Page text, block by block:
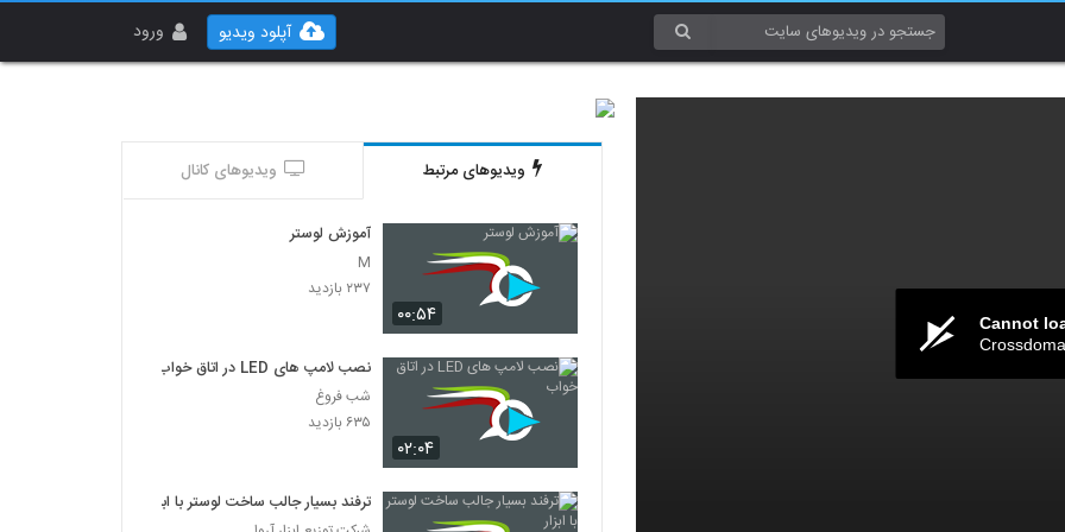
ورود آپلود ویدیو
Cannot
ویدیوهای مرتبط ویدیوهای کانال
۰۰:۵۴
آموزش لوستر
M
۲۳۷ بازدید
۰۲:۰۴
نصب لامپ های LED در اتاق خواب
شب فروغ
۶۳۵ بازدید
ترفند بسیار جالب ساخت لوستر با ابزار